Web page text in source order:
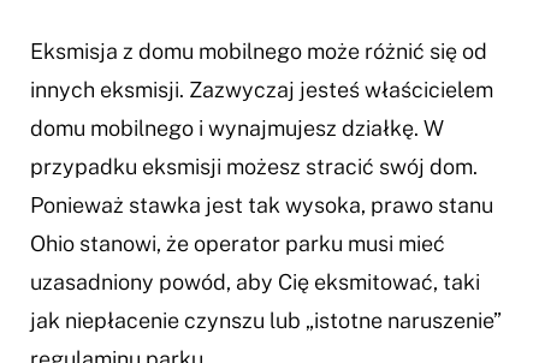
Eksmisja z domu mobilnego może różnić się od
innych eksmisji. Zazwyczaj jesteś właścicielem
domu mobilnego i wynajmujesz działkę. W
przypadku eksmisji możesz stracić swój dom.
Ponieważ stawka jest tak wysoka, prawo stanu
Ohio stanowi, że operator parku musi mieć
uzasadniony powód, aby Cię eksmitować, taki
jak niepłacenie czynszu lub „istotne naruszenie”